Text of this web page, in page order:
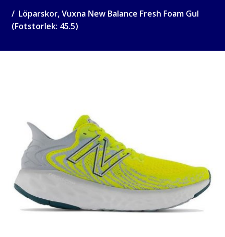
Löparskor, Vuxna New Balance Fresh Foam Gul
(Fotstorlek: 45.5)